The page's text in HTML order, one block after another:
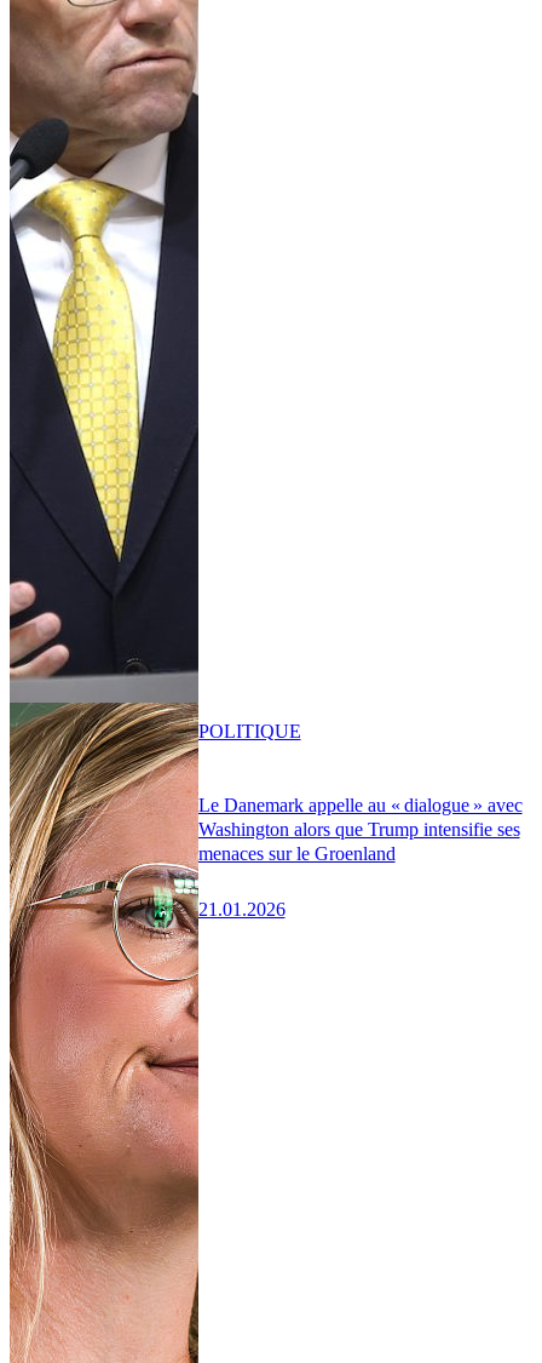
Le Danemark appelle au « dialogue » avec
Washington alors que Trump intensifie ses
menaces sur le Groenland
21.01.2026
POLITIQUE